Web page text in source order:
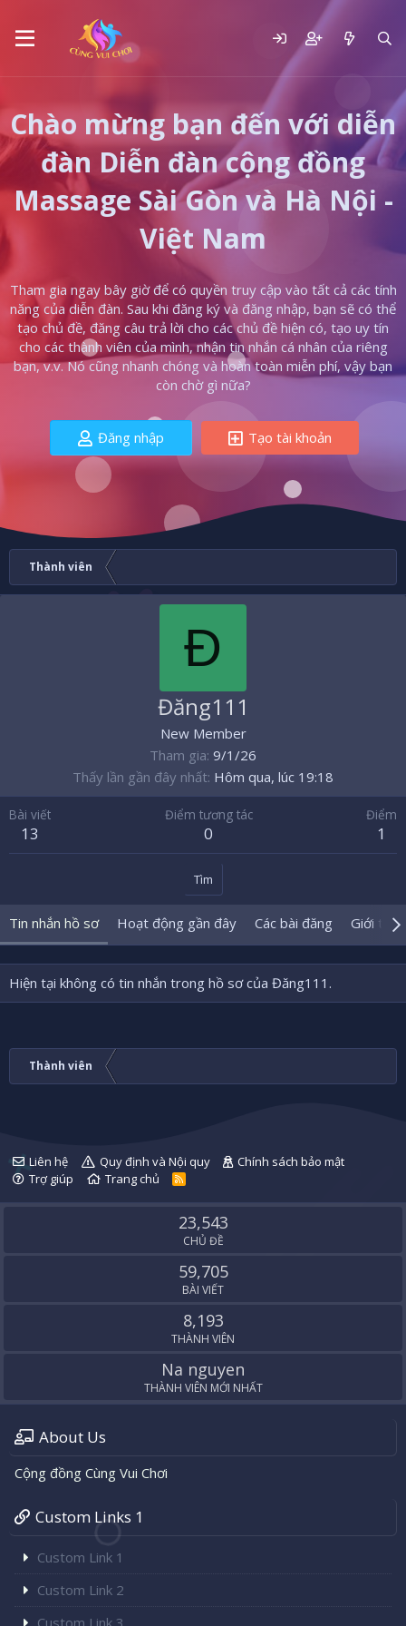
Chào mừng bạn đến với diễn
đàn Diễn đàn cộng đồng
Massage Sài Gòn và Hà Nội -
Việt Nam
Tham gia ngay bây giờ để có quyền truy cập vào tất cả các tính
năng của diễn đàn. Sau khi đăng ký và đăng nhập, bạn sẽ có thể
tạo chủ đề, đăng câu trả lời cho các chủ đề hiện có, tạo uy tín
cho các thành viên của mình, nhận tin nhắn cá nhân của riêng
bạn, v.v. Nó cũng nhanh chóng và hoàn toàn miễn phí, vậy bạn
còn chờ gì nữa?
Đăng nhập Tạo tài khoản
Thành viên
Đ
Đăng111
New Member
Tham gia 9/1/26
Thấy lần gần đây nhất Hôm qua, lúc 19:18
Bài viết
13
Điểm tương tác
0
Điểm
1
Tìm
Tin nhắn hồ sơ Hoạt động gần đây Các bài đăng Giới
Hiện tại không có tin nhắn trong hồ sơ của Đăng111.
Thành viên
Liên hệ Quy định và Nội quy
Chính sách bảo mật
Trợ giúp
Trang chủ
R
S
23,543
CHỦ ĐỀ
59,705
BÀI VIẾT
8,193
THÀNH VIÊN
Na nguyen
THÀNH VIÊN MỚI NHẤT
About Us
Cộng đồng Cùng Vui Chơi
Custom Links 1
Custom Link 1
Custom Link 2